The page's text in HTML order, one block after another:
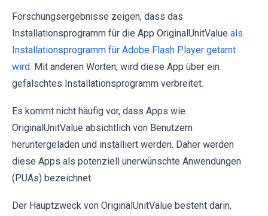
Forschungsergebnisse zeigen, dass das
Installationsprogramm für die App OriginalUnitValue als
Installationsprogramm für Adobe Flash Player getarnt
wird. Mit anderen Worten, wird diese App über ein
gefälschtes Installationsprogramm verbreitet.
Es kommt nicht häufig vor, dass Apps wie
OriginalUnitValue absichtlich von Benutzern
heruntergeladen und installiert werden. Daher werden
diese Apps als potenziell unerwünschte Anwendungen
(PUAs) bezeichnet.
Der Hauptzweck von OriginalUnitValue besteht darin,